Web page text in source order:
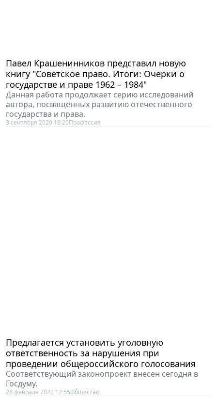
Павел Крашенинников представил новую
книгу "Советское право. Итоги: Очерки о
государстве и праве 1962 – 1984"
Данная работа продолжает серию исследований
автора, посвященных развитию отечественного
государства и права.
3 сентября 2020 18:20Профессия
Предлагается установить уголовную
ответственность за нарушения при
проведении общероссийского голосования
Соответствующий законопроект внесен сегодня в
Госдуму.
28 февраля 2020 17:55Общество